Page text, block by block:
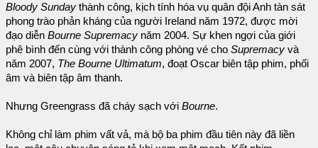
Bloody Sunday thành công, kịch tính hóa vụ quân đội Anh tàn sát
phong trào phản kháng của người Ireland năm 1972, được mời
đạo diễn Bourne Supremacy năm 2004. Sự khen ngợi của giới
phê bình đến cùng với thành công phòng vé cho Supremacy và
năm 2007, The Bourne Ultimatum, đoạt Oscar biên tập phim, phối
âm và biên tập âm thanh.
Nhưng Greengrass đã cháy sạch với Bourne.
Không chỉ làm phim vất vả, mà bộ ba phim đầu tiên này đã liền